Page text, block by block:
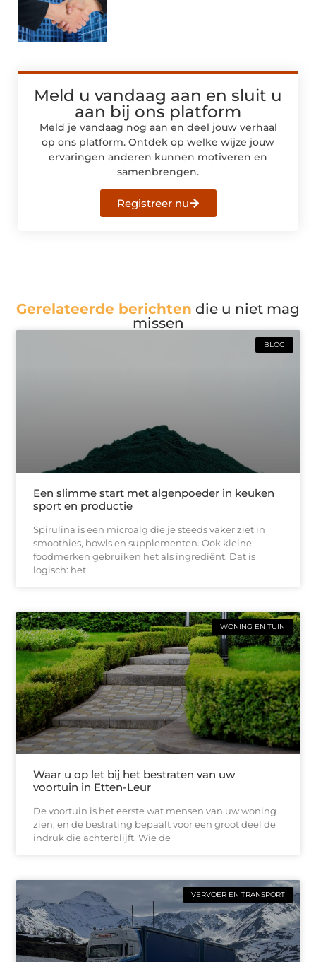
Meld u vandaag aan en sluit u
aan bij ons platform
Meld je vandaag nog aan en deel jouw verhaal
op ons platform. Ontdek op welke wijze jouw
ervaringen anderen kunnen motiveren en
samenbrengen.
Registreer nu
Gerelateerde berichten die u niet mag
missen
BLOG
Een slimme start met algenpoeder in keuken
sport en productie
Spirulina is een microalg die je steeds vaker ziet in
smoothies, bowls en supplementen. Ook kleine
foodmerken gebruiken het als ingrediënt. Dat is
logisch: het
WONING EN TUIN
Waar u op let bij het bestraten van uw
voortuin in Etten-Leur
De voortuin is het eerste wat mensen van uw woning
zien, en de bestrating bepaalt voor een groot deel de
indruk die achterblijft. Wie de
VERVOER EN TRANSPORT